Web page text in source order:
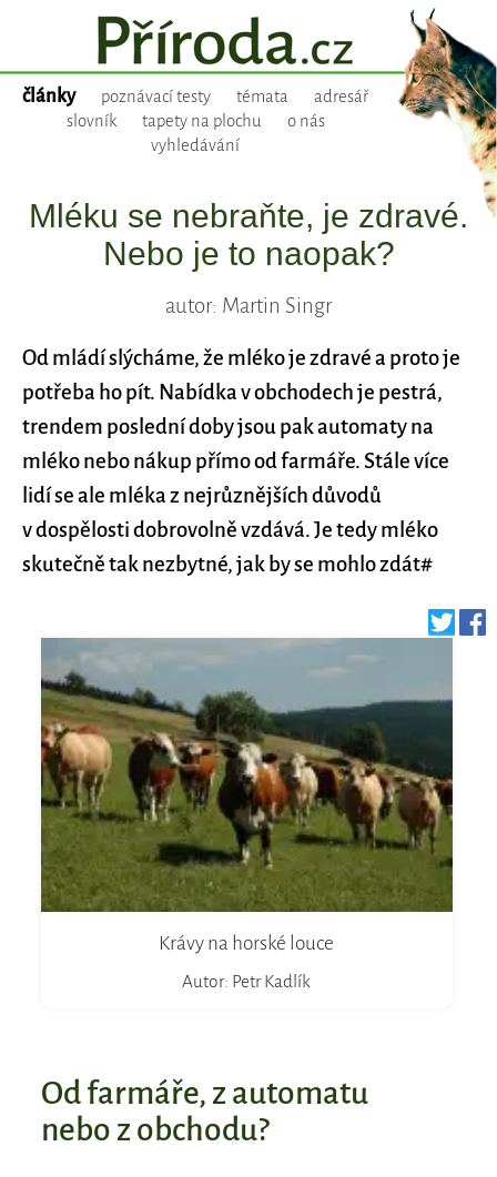
články poznávací testy témata
adresář
slovník
tapety na plochu
o nás
vyhledávání
Mléku se nebraňte, je zdravé.
Nebo je to naopak?
autor: Martin Singr
Od mládí slýcháme, že mléko je zdravé a proto je
potřeba ho pít. Nabídka v obchodech je pestrá,
trendem poslední doby jsou pak automaty na
mléko nebo nákup přímo od farmáře. Stále více
lidí se ale mléka z nejrůznějších důvodů
v dospělosti dobrovolně vzdává. Je tedy mléko
skutečně tak nezbytné, jak by se mohlo zdát#
Krávy na horské louce
Autor: Petr Kadlík
Od farmáře, z automatu
nebo z obchodu?